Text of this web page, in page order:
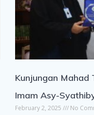
Kunjungan Mahad
Imam Asy-
February 2, 2025 No